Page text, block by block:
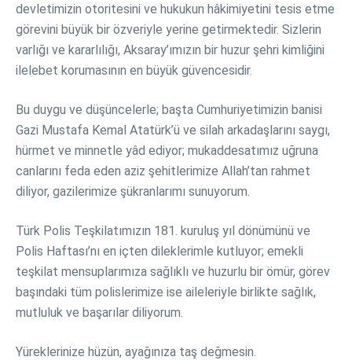
devletimizin otoritesini ve hukukun hâkimiyetini tesis etme
görevini büyük bir özveriyle yerine getirmektedir. Sizlerin
varlığı ve kararlılığı, Aksaray’ımızın bir huzur şehri kimliğini
ilelebet korumasının en büyük güvencesidir.
Bu duygu ve düşüncelerle; başta Cumhuriyetimizin banisi
Gazi Mustafa Kemal Atatürk’ü ve silah arkadaşlarını saygı,
hürmet ve minnetle yâd ediyor; mukaddesatımız uğruna
canlarını feda eden aziz şehitlerimize Allah’tan rahmet
diliyor, gazilerimize şükranlarımı sunuyorum.
Türk Polis Teşkilatımızın 181. kuruluş yıl dönümünü ve
Polis Haftası’nı en içten dileklerimle kutluyor; emekli
teşkilat mensuplarımıza sağlıklı ve huzurlu bir ömür, görev
başındaki tüm polislerimize ise aileleriyle birlikte sağlık,
mutluluk ve başarılar diliyorum.
Yüreklerinize hüzün, ayağınıza taş değmesin.